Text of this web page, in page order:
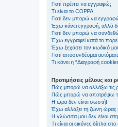
Γιατί πρέπει να εγγραφώ;
Τι είναι το COPPA;
Γιατί δεν μπορώ να
Έχω κάνει εγγραφή, αλλά
Γιατί δεν μπορώ να
Έχω εγγραφεί κατά το
Έχω ξεχάσει τον κωδικό
Γιατί αποσυνδέομαι
Τι κάνει η “Διαγραφή
Προτιμήσεις μέλους και
Πώς μπορώ να αλλάξω τις
Πώς μπορώ να αποτρέψω
Η ώρα δεν είναι σωστή!
Έχω αλλάξει τη ζώνη ώρας
Η γλώσσα μου δεν είναι στη
Τι είναι οι εικόνες δίπλα